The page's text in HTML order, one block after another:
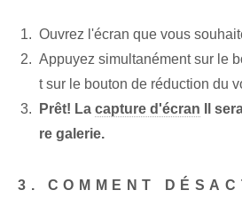
Ouvrez l'écran que vous
Appuyez simultanément sur le
t sur le bouton de réduction du
Prêt! La capture d'écran Il
re galerie.
3. COMMENT